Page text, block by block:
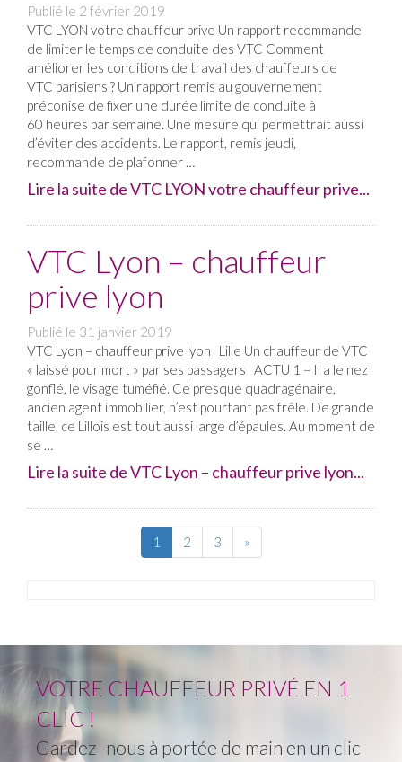
Publié le 2 février 2019
VTC LYON votre chauffeur prive Un rapport recommande
de limiter le temps de conduite des VTC Comment
améliorer les conditions de travail des chauffeurs de
VTC parisiens ? Un rapport remis au gouvernement
préconise de fixer une durée limite de conduite à
60 heures par semaine. Une mesure qui permettrait aussi
d’éviter des accidents. Le rapport, remis jeudi,
recommande de plafonner …
Lire la suite de VTC LYON votre chauffeur prive...
VTC Lyon – chauffeur
prive lyon
Publié le 31 janvier 2019
VTC Lyon – chauffeur prive lyon Lille Un chauffeur de VTC
« laissé pour mort » par ses passagers ACTU 1 – Il a le nez
gonflé, le visage tuméfié. Ce presque quadragénaire,
ancien agent immobilier, n’est pourtant pas frêle. De grande
taille, ce Lillois est tout aussi large d’épaules. Au moment de
se …
Lire la suite de VTC Lyon – chauffeur prive lyon...
1 2 3 »
VOTRE CHAUFFEUR PRIVÉ EN 1
CLIC !
Gardez -nous à portée de main en un clic